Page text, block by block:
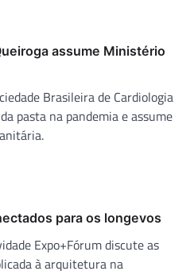
assume Ministério
Brasileira de Cardiologia
pasta na pandemia e assume
para os longevos
Expo+Fórum discute as
à arquitetura na